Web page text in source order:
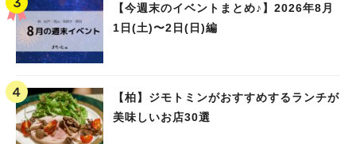
【今週末のイベントまとめ♪】2026年8月
1日(土)〜2日(日)編
【柏】ジモトミンがおすすめするランチが
美味しいお店30選